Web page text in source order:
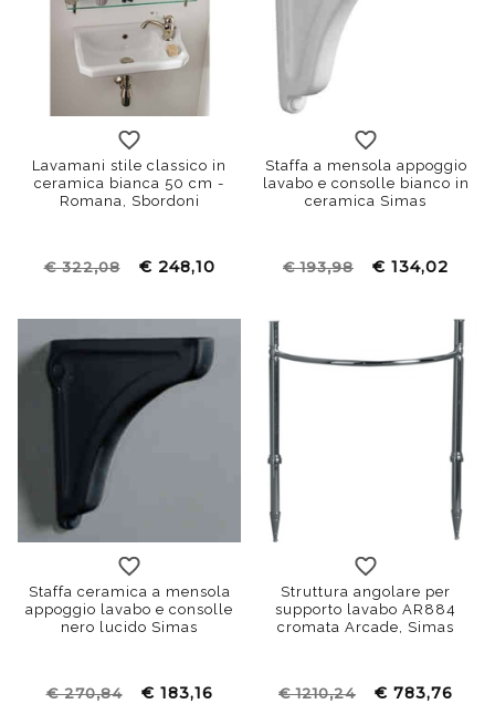
Lavamani stile classico in
ceramica bianca 50 cm -
Romana, Sbordoni
€ 322,08 € 248,10
Staffa a mensola appoggio
lavabo e consolle bianco in
ceramica Simas
€ 193,98 € 134,02
Staffa ceramica a mensola
appoggio lavabo e consolle
nero lucido Simas
€ 270,84 € 183,16
cromo
Struttura angolare per
supporto lavabo AR884
cromata Arcade, Simas
€ 1210,24 € 783,76